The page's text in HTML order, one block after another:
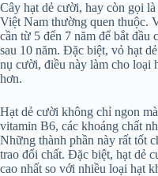
Cây hạt dẻ cười, hay còn gọi
Việt Nam thường quen thuộc.
cần từ 5 đến 7 năm để bắt đầu
sau 10 năm. Đặc biệt, vỏ hạt
nụ cười, điều này làm cho loại
hơn.
Hạt dẻ cười không chỉ ngon
vitamin B6, các khoáng chất
Những thành phần này rất tốt
trao đổi chất. Đặc biệt, hạt dẻ
cao nhất so với nhiều loại hạt